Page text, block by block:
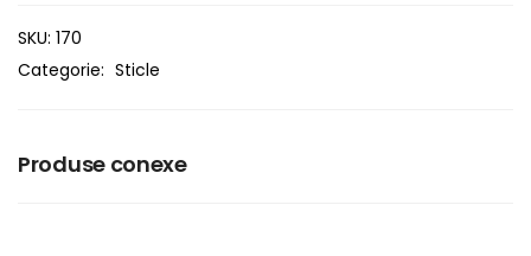
SKU: 170
Categorie: Sticle
Produse conexe